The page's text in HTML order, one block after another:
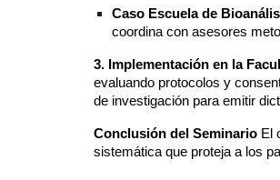
Caso Escuela de
coordina con asesores
3. Implementación en la
evaluando protocolos y
de investigación para emitir
Conclusión del SeminarioEl
sistemática que proteja a los